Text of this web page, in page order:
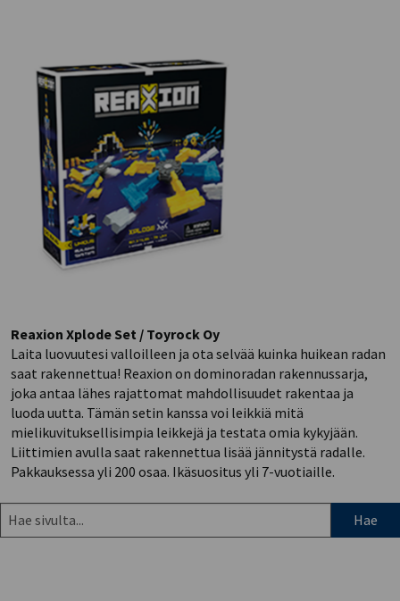
Reaxion Xplode Set / Toyrock Oy
Laita luovuutesi valloilleen ja ota selvää kuinka huikean radan
saat rakennettua! Reaxion on dominoradan rakennussarja,
joka antaa lähes rajattomat mahdollisuudet rakentaa ja
luoda uutta. Tämän setin kanssa voi leikkiä mitä
mielikuvituksellisimpia leikkejä ja testata omia kykyjään.
Liittimien avulla saat rakennettua lisää jännitystä radalle.
Pakkauksessa yli 200 osaa. Ikäsuositus yli 7-vuotiaille.
Hae
sivulta: